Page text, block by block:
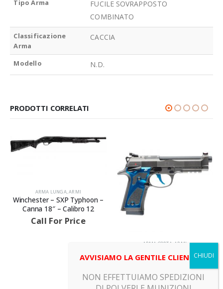
Tipo Arma
FUCILE SOVRAPPOSTO
COMBINATO
Classificazione
Arma
CACCIA
Modello N.D.
PRODOTTI CORRELATI
SXP Typhoon –
– Calibro 12
Price
DARK SERIES BLUE – Canna
Call For Price
AVVISIAMO LA GENTILE CLIENTELA
NON EFFETTUIAMO SPEDIZIONI